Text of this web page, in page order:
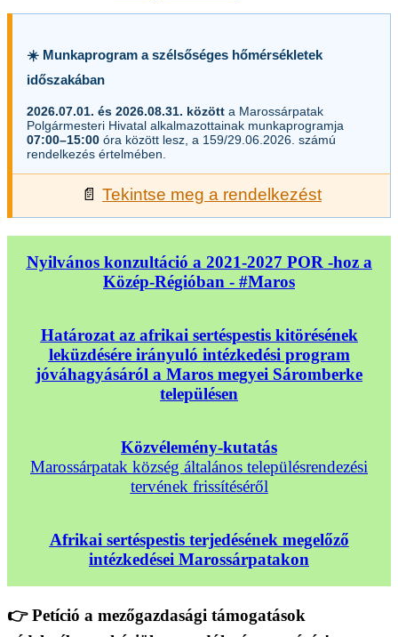
☀️ Munkaprogram a szélsőséges hőmérsékletek
időszakában
2026.07.01. és 2026.08.31. között a Marossárpatak
Polgármesteri Hivatal alkalmazottainak munkaprogramja
07:00–15:00 óra között lesz, a 159/29.06.2026. számú
rendelkezés értelmében.
📄 Tekintse meg a rendelkezést
Nyilvános konzultáció a 2021-2027 POR -hoz a
Közép-Régióban - #Maros
Határozat az afrikai sertéspestis kitörésének
leküzdésére irányuló intézkedési program
jóváhagyásáról a Maros megyei Sáromberke
településen
Közvélemény-kutatás
Marossárpatak község általános településrendezési
tervének frissítéséről
Afrikai sertéspestis terjedésének megelőző
intézkedései Marossárpatakon
👉 Petíció a mezőgazdasági támogatások